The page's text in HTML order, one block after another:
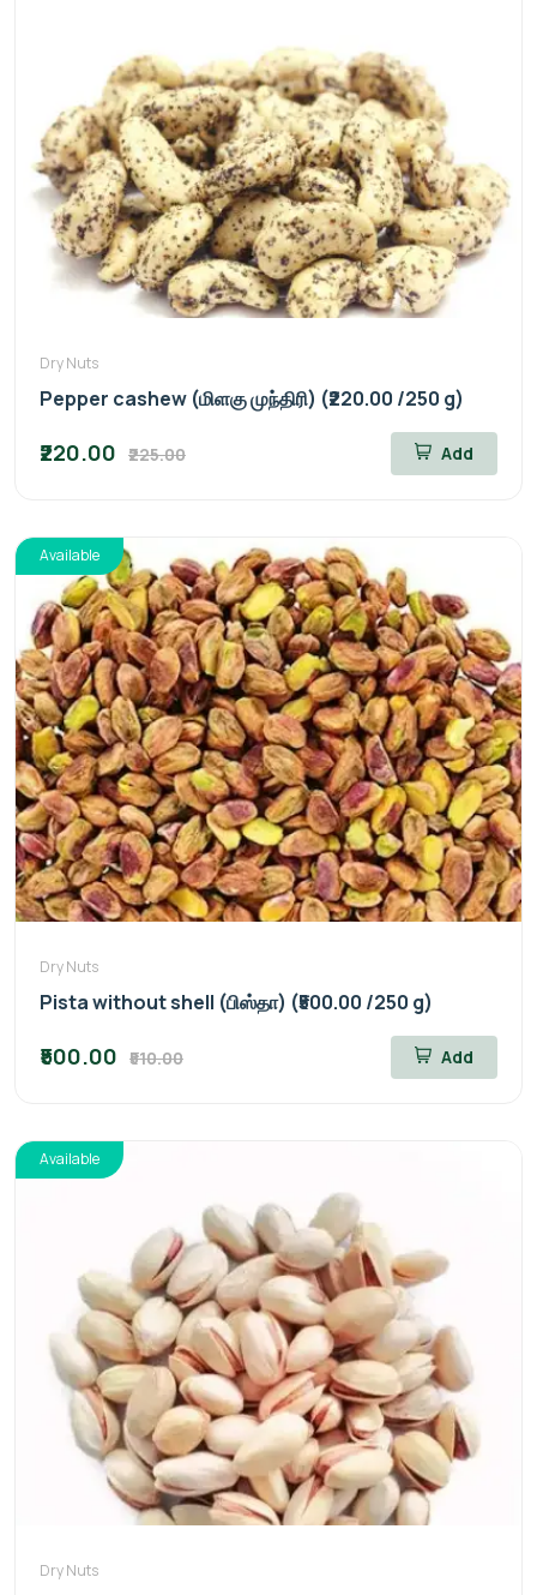
Dry Nuts
Pepper cashew (மிளகு முந்திரி) (₹220.00 /250 g)
₹220.00 ₹225.00 Add
Available
Dry Nuts
Pista without shell (பிஸ்தா) (₹500.00 /250 g)
₹500.00 ₹510.00 Add
Available
Dry Nuts